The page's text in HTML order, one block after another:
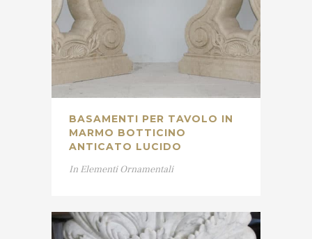
BASAMENTI PER TAVOLO IN
MARMO BOTTICINO
ANTICATO LUCIDO
In Elementi Ornamentali